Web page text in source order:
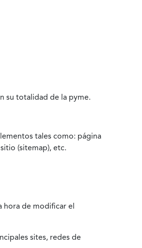
su totalidad de la pyme.
tales como: página
(sitemap), etc.
hora de modificar el
sites, redes de